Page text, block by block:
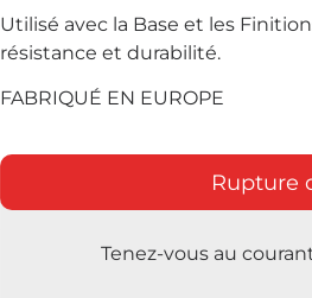
Utilisé avec la Base et les
résistance et durabilité.
FABRIQUÉ EN EUROPE
Rupture
Tenez-vous au